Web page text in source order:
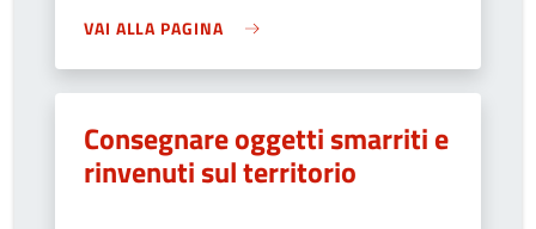
VAI ALLA PAGINA
Consegnare oggetti smarriti e
rinvenuti sul territorio